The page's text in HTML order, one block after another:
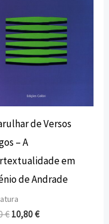
de Versos
– A
em
de Andrade
€ 10,80€